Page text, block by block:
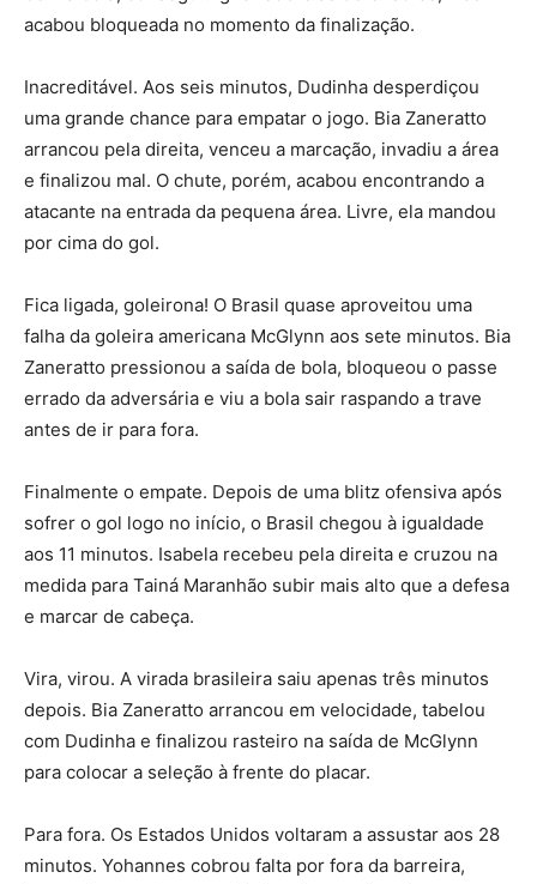
acabou bloqueada no momento da finalização.
Inacreditável. Aos seis minutos, Dudinha desperdiçou
uma grande chance para empatar o jogo. Bia Zaneratto
arrancou pela direita, venceu a marcação, invadiu a área
e finalizou mal. O chute, porém, acabou encontrando a
atacante na entrada da pequena área. Livre, ela mandou
por cima do gol.
Fica ligada, goleirona! O Brasil quase aproveitou uma
falha da goleira americana McGlynn aos sete minutos. Bia
Zaneratto pressionou a saída de bola, bloqueou o passe
errado da adversária e viu a bola sair raspando a trave
antes de ir para fora.
Finalmente o empate. Depois de uma blitz ofensiva após
sofrer o gol logo no início, o Brasil chegou à igualdade
aos 11 minutos. Isabela recebeu pela direita e cruzou na
medida para Tainá Maranhão subir mais alto que a defesa
e marcar de cabeça.
Vira, virou. A virada brasileira saiu apenas três minutos
depois. Bia Zaneratto arrancou em velocidade, tabelou
com Dudinha e finalizou rasteiro na saída de McGlynn
para colocar a seleção à frente do placar.
Para fora. Os Estados Unidos voltaram a assustar aos 28
minutos. Yohannes cobrou falta por fora da barreira,